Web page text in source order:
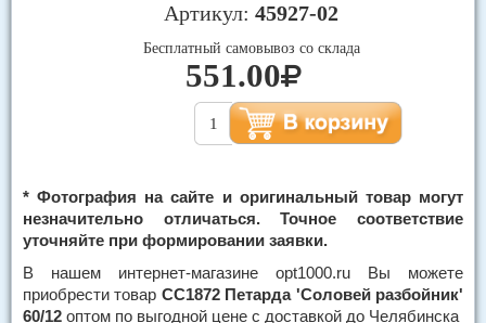
Артикул: 45927-02
Бесплатный самовывоз со склада
551.00
* Фотография на сайте и оригинальный товар могут
незначительно отличаться. Точное соответствие
уточняйте при формировании заявки.
В нашем интернет-магазине opt1000.ru Вы можете
приобрести товар СС1872 Петарда 'Соловей разбойник'
60/12 оптом по выгодной цене с доставкой до Челябинска